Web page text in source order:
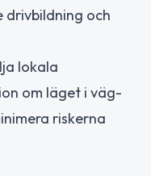
och
lokala
om läget i väg-
riskerna